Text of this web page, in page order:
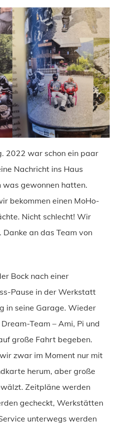
2022 war schon ein paar
Nachricht ins Haus
gewonnen hatten.
bekommen einen MoHo-
Nicht schlecht! Wir
Danke an das Team von
Bock nach einer
Pause in der Werkstatt
in seine Garage. Wieder
Team – Ami, Pi und
große Fahrt begeben.
zwar im Moment nur mit
herum, aber große
Zeitpläne werden
gecheckt, Werkstätten
unterwegs werden